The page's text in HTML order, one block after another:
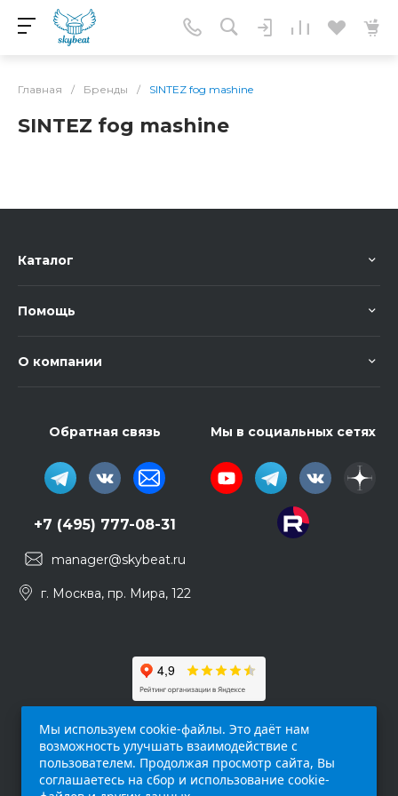
Главная / Бренды / SINTEZ fog mashine
SINTEZ fog mashine
Каталог
Помощь
О компании
Обратная связь
+7 (495) 777-08-31
manager@skybeat.ru
г. Москва, пр. Мира, 122
Мы в социальных сетях
Мы используем cookie-файлы. Это даёт нам
возможность улучшать взаимодействие с
пользователем. Продолжая просмотр сайта, Вы
соглашаетесь на сбор и использование cookie-